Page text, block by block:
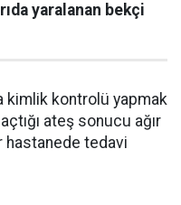
yaralanan bekçi
kimlik kontrolü yapmak
ateş sonucu ağır
hastanede tedavi